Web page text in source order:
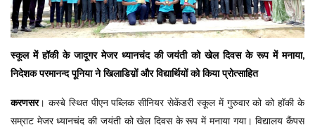
स्कूल में हॉकी के जादूगर मेजर ध्यानचंद की जयंती को खेल दिवस के रूप में मनाया,
निदेशक परमानन्द पूनिया ने खिलाडिय़ों और विद्यार्थियों को किया प्रोत्साहित
करणसर। कस्बे स्थित पीएन पब्लिक सीनियर सेकेंडरी स्कूल में गुरुवार को को हॉकी के
सम्राट मेजर ध्यानचंद की जयंती को खेल दिवस के रूप में मनाया गया। विद्यालय कैंपस